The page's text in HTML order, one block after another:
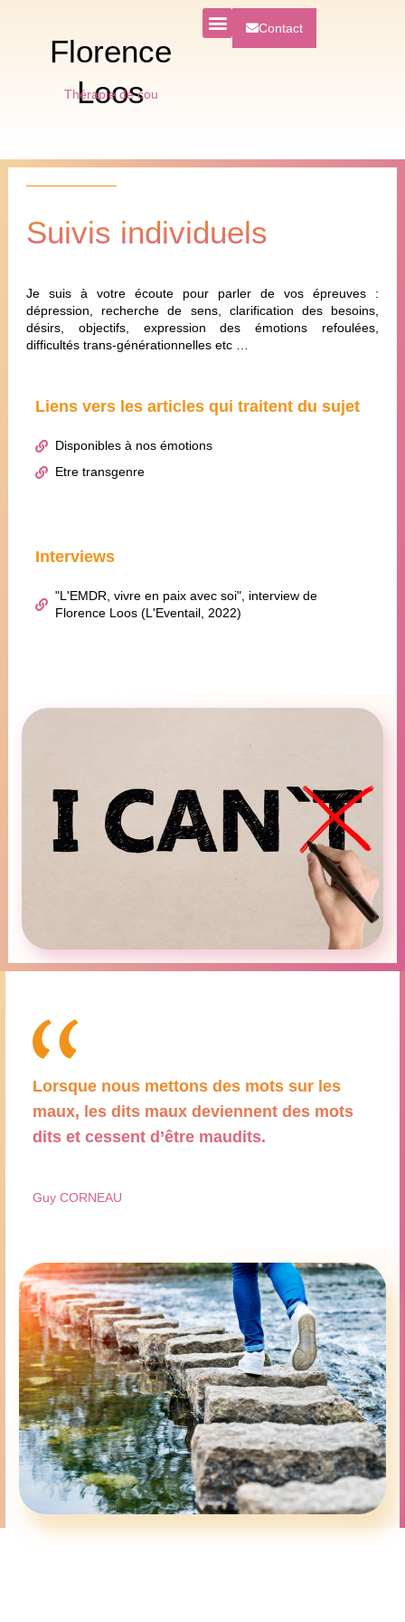
Florence
Loos
hérapie de coupl
Contact
Suivis individuels
Je suis à votre écoute pour parler de vos épreuves :
dépression, recherche de sens, clarification des besoins,
désirs, objectifs, expression des émotions refoulées,
difficultés trans-générationnelles etc …
Liens vers les articles qui traitent du sujet
Disponibles à nos émotions
Etre transgenre
Interviews
"L'EMDR, vivre en paix avec soi", interview de
Florence Loos (L'Eventail, 2022)
Lorsque nous mettons des mots sur les
maux, les dits maux deviennent des mots
dits et cessent d’être maudits.
Guy CORNEAU